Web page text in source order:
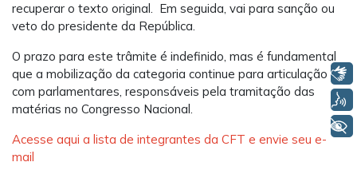
recuperar o texto original. Em seguida, vai para sanção ou
veto do presidente da República.
O prazo para este trâmite é indefinido, mas é fundamental
que a mobilização da categoria continue para articulação
com parlamentares, responsáveis pela tramitação das
matérias no Congresso Nacional.
Acesse aqui a lista de integrantes da CFT e envie seu e-
mail
Libras
Voz